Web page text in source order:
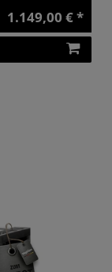
1.149,00 € *